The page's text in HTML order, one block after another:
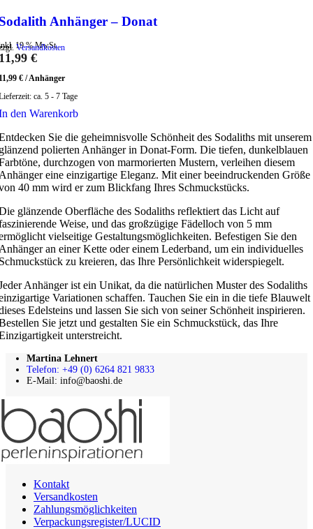
Anhänger – Donat
19 % MwSt.
Versandkosten
€
€ /Anhänger
ca. 5 - 7 Tage
den Warenkorb
Sie die geheimnisvolle Schönheit des Sodaliths mit unserem
polierten Anhänger in Donat-Form. Die tiefen, dunkelblauen
durchzogen von marmorierten Mustern, verleihen diesem
eine einzigartige Eleganz. Mit einer beeindruckenden Größe
40 mm wird er zum Blickfang Ihres Schmuckstücks.
glänzende Oberfläche des Sodaliths reflektiert das Licht auf
Weise, und das großzügige Fädelloch von 5 mm
vielseitige Gestaltungsmöglichkeiten. Befestigen Sie den
an einer Kette oder einem Lederband, um ein individuelles
zu kreieren, das Ihre Persönlichkeit widerspiegelt.
Anhänger ist ein Unikat, da die natürlichen Muster des Sodaliths
Variationen schaffen. Tauchen Sie ein in die tiefe Blauwelt
Edelsteins und lassen Sie sich von seiner Schönheit inspirieren.
Sie jetzt und gestalten Sie ein Schmuckstück, das Ihre
unterstreicht.
Martina Lehnert
Telefon: +49 (0) 6264 821 9833
E-Mail: info@baoshi.de
Kontakt
Versandkosten
Zahlungsmöglichkeiten
Verpackungsregister/LUCID